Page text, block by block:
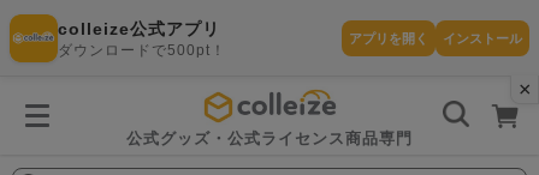
×
colleize公式アプリ
ダウンロードで500pt！
アプリを開く インストール
公式グッズ・公式ライセンス商品専門